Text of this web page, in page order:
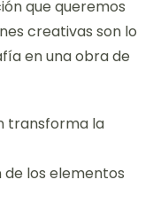
que queremos
creativas son lo
en una obra de
transforma la
de los elementos